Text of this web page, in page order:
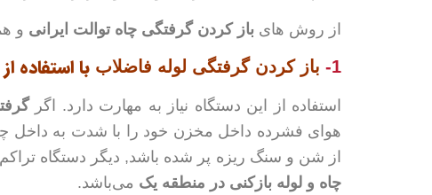
از روش های باز کردن گرفتگی چاه توالت ایرانی و
1- باز کردن گرفتگی لوله فاضلاب با استفاده
استفاده از این دستگاه نیاز به مهارت دارد. اگر
هوای فشرده داخل مخزن خود را با شدت به داخل
از شن و سنگ ریزه پر شده باشد, دیگر دستگاه تراکم
چاه و لوله بازکنی در منطقه یک می‌باشد.